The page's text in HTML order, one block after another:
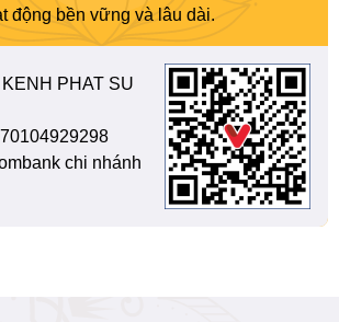
động bền vững và lâu dài.
KENH PHAT SU
chi nhánh